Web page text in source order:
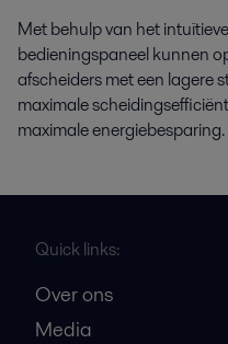
Met behulp van het
bedieningspaneel kunnen
afscheiders met een lagere
maximale
maximale energiebesparing.
Quick links:
Over ons
Media